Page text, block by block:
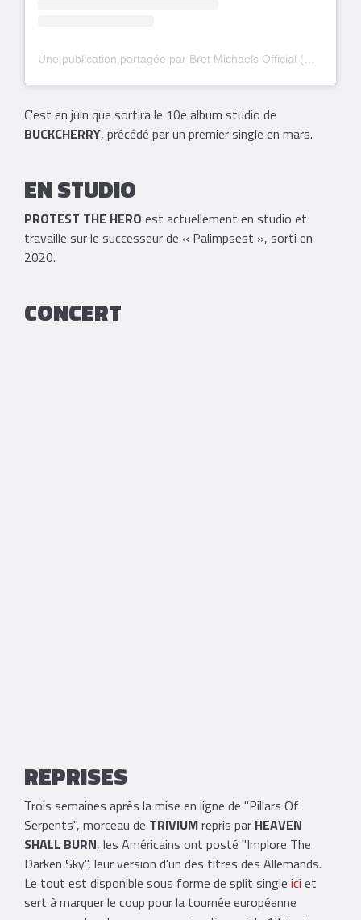
Une publication partagée par Bret Michaels Official (@bretmichaelsofficial)
C'est en juin que sortira le 10e album studio de
BUCKCHERRY, précédé par un premier single en mars.
EN STUDIO
PROTEST THE HERO est actuellement en studio et
travaille sur le successeur de « Palimpsest », sorti en
2020.
CONCERT
REPRISES
Trois semaines après la mise en ligne de "Pillars Of
Serpents", morceau de TRIVIUMrepris par HEAVEN
SHALL BURN, les Américains ont posté "Implore The
Darken Sky", leur version d'un des titres des Allemands.
Le tout est disponible sous forme de split single ici et
sert à marquer le coup pour la tournée européenne